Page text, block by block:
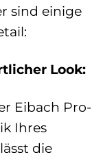
sind einige
Look:
Eibach Pro-
Ihres
die